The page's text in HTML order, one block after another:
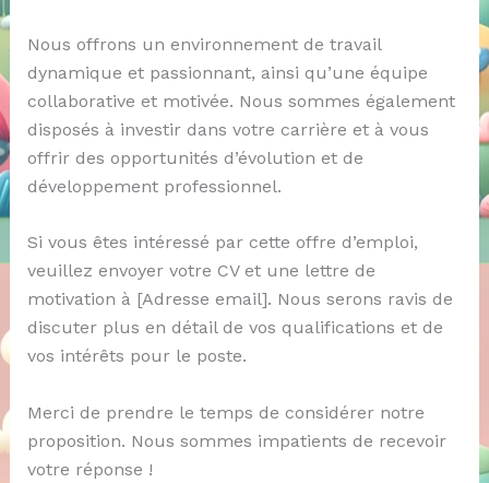
Nous offrons un environnement de travail
dynamique et passionnant, ainsi qu’une équipe
collaborative et motivée. Nous sommes également
disposés à investir dans votre carrière et à vous
offrir des opportunités d’évolution et de
développement professionnel.
Si vous êtes intéressé par cette offre d’emploi,
veuillez envoyer votre CV et une lettre de
motivation à [Adresse email]. Nous serons ravis de
discuter plus en détail de vos qualifications et de
vos intérêts pour le poste.
Merci de prendre le temps de considérer notre
proposition. Nous sommes impatients de recevoir
votre réponse !